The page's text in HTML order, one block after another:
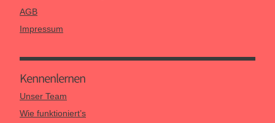
AGB
Impressum
Kennen­lernen
Unser Team
Wie funktioniert’s